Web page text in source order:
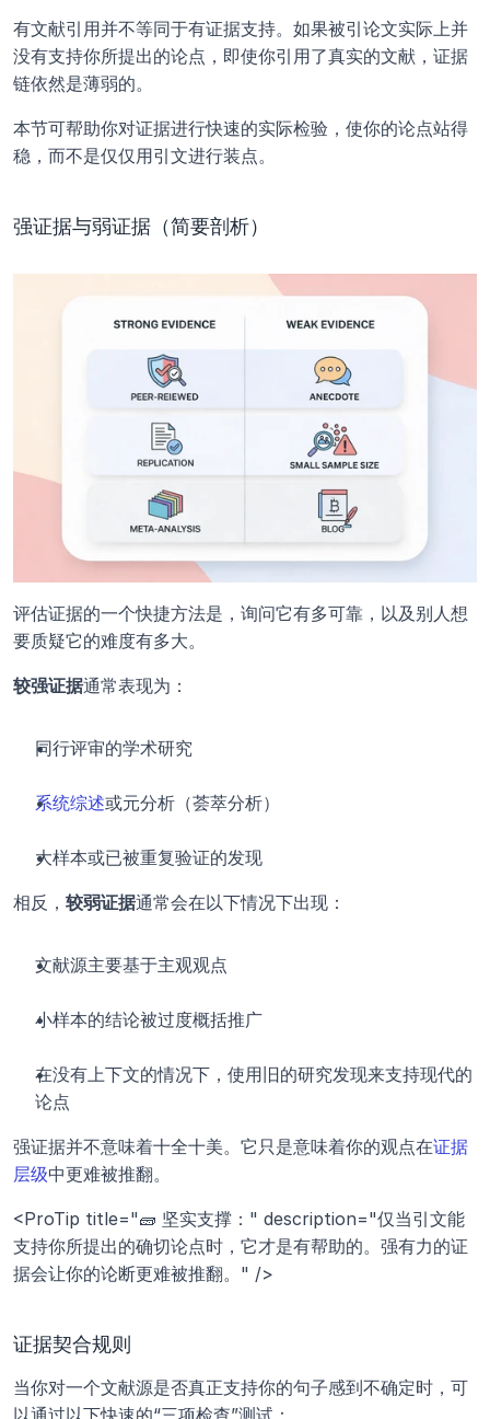
有文献引用并不等同于有证据支持。如果被引论文实际上并
没有支持你所提出的论点，即使你引用了真实的文献，证据
链依然是薄弱的。
本节可帮助你对证据进行快速的实际检验，使你的论点站得
稳，而不是仅仅用引文进行装点。
强证据与弱证据（简要剖析）
评估证据的一个快捷方法是，询问它有多可靠，以及别人想
要质疑它的难度有多大。
较强证据通常表现为：
同行评审的学术研究
系统综述或元分析（荟萃分析）
大样本或已被重复验证的发现
相反， 较弱证据通常会在以下情况下出现：
文献源主要基于主观观点
小样本的结论被过度概括推广
在没有上下文的情况下，使用旧的研究发现来支持现代的
论点
强证据并不意味着十全十美。它只是意味着你的观点在证据
层级中更难被推翻。
<ProTip title="🧱 坚实支撑：" description="仅当引文能
支持你所提出的确切论点时，它才是有帮助的。强有力的证
据会让你的论断更难被推翻。" />
证据契合规则
当你对一个文献源是否真正支持你的句子感到不确定时，可